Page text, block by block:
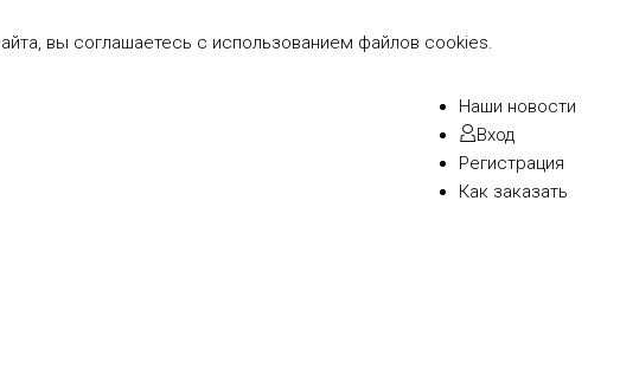
вы соглашаетесь с использованием файлов cookies.
Наши новости
Вход
Регистрация
Как заказать